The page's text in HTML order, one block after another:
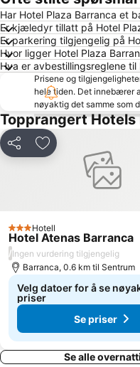
Har Hotel Plaza Barranca et
Er kjæledyr tillatt på Hotel
Er parkering tilgjengelig på
Hvor ligger Hotel Plaza
Hva er avbestillingsreglene til
Prisene og
hele tiden. Det innebærer
nøyaktig det samme som
Topprangert Hotels
Del Legg til i favoritter
3 Stjerner
Hotell
Hotel Atenas Barranca
/Ingen vurdering tilgjengelig
Barranca, 0.6 km til Sentrum
Velg datoer for å se
priser
Se priser
Se alle